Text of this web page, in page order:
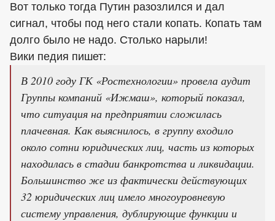
Вот только тогда Путин разозлился и дал
сигнал, чтобы под него стали копать. Копать там
долго было не надо. Столько нарыли!
Вики педия пишет:
В 2010 году ГК «Ростехнологии» провела аудит
Группы компаний «Ижмаш», который показал,
что ситуация на предприятии сложилась
плачевная. Как выяснилось, в группу входило
около сотни юридических лиц, часть из которых
находилась в стадии банкротства и ликвидации.
Большинство же из фактически действующих
32 юридических лиц имело многоуровневую
систему управления, дублирующие функции и